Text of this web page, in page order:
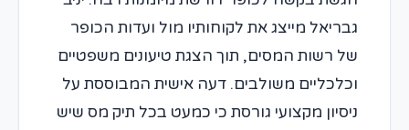
גבריאל מייצג את לקוחותיו מול ועדות הכופר
של רשות המסים, תוך הצגת טיעונים משפטיים
וכלכליים משולבים. דעה אישית המבוססת על
ניסיון מקצועי גורסת כי כמעט בכל תיק מס שיש